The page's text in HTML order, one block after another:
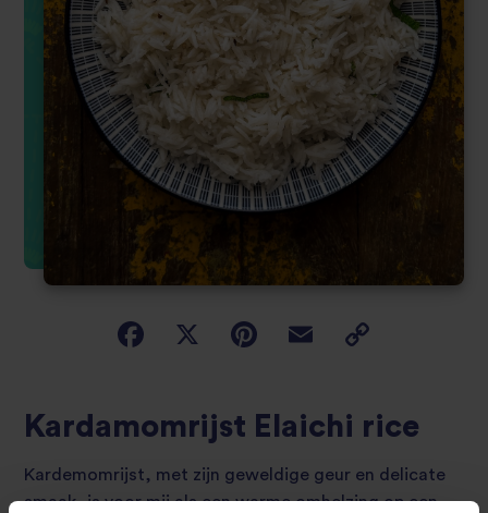
Kardamomrijst Elaichi rice
Kardemomrijst, met zijn geweldige geur en delicate
smaak, is voor mij als een warme omhelzing op een